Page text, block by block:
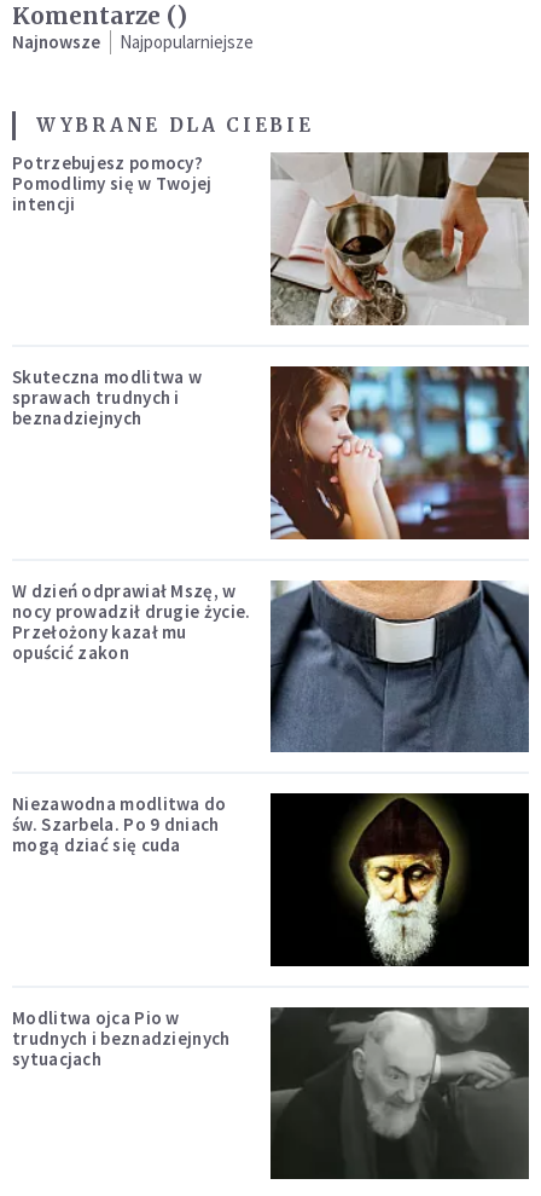
Komentarze ()
Najnowsze Najpopularniejsze
WYBRANE DLA CIEBIE
Potrzebujesz pomocy?
Pomodlimy się w Twojej
intencji
Skuteczna modlitwa w
sprawach trudnych i
beznadziejnych
W dzień odprawiał Mszę, w
nocy prowadził drugie życie.
Przełożony kazał mu
opuścić zakon
Niezawodna modlitwa do
św. Szarbela. Po 9 dniach
mogą dziać się cuda
Modlitwa ojca Pio w
trudnych i beznadziejnych
sytuacjach